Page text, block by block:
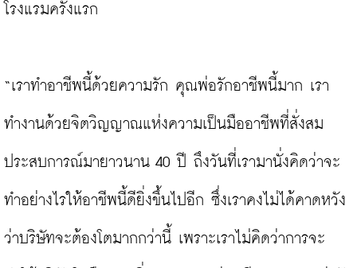
โรงแรมครั้งแรก
“เราทำอาชีพนี้ด้วยความรัก คุณพ่อรักอาชีพนี้มาก เรา
ทำงานด้วยจิตวิญญาณแห่งความเป็นมืออาชีพที่สั่งสม
ประสบการณ์มายาวนาน 40 ปี ถึงวันที่เรามานั่งคิดว่าจะ
ทำอย่างไรให้อาชีพนี้ดียิ่งขึ้นไปอีก ซึ่งเราคงไม่ได้คาดหวัง
ว่าบริษัทจะต้องโตมากกว่านี้ เพราะเราไม่คิดว่าการจะ